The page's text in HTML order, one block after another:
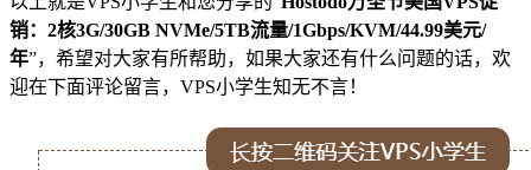
销：2核3G/30GB NVMe/5TB流量/1Gbps/KVM/44.99美元/
年”，希望对大家有所帮助，如果大家还有什么问题的话，欢
迎在下面评论留言，VPS小学生知无不言！